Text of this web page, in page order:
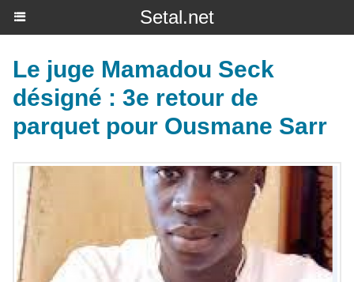
Setal.net
Le juge Mamadou Seck
désigné : 3e retour de
parquet pour Ousmane Sarr